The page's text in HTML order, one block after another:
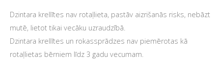
Dzintara krellītes nav rotaļlieta, pastāv aizrišanās risks, nebāzt
mutē, lietot tikai vecāku uzraudzībā.
Dzintara krellītes un rokassprādzes nav piemērotas kā
rotaļlietas bērniem līdz 3 gadu vecumam.